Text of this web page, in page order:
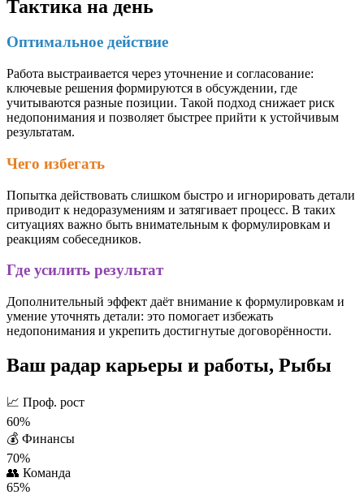
Тактика на день
Оптимальное действие
Работа выстраивается через уточнение и согласование:
ключевые решения формируются в обсуждении, где
учитываются разные позиции. Такой подход снижает риск
недопонимания и позволяет быстрее прийти к устойчивым
результатам.
Чего избегать
Попытка действовать слишком быстро и игнорировать детали
приводит к недоразумениям и затягивает процесс. В таких
ситуациях важно быть внимательным к формулировкам и
реакциям собеседников.
Где усилить результат
Дополнительный эффект даёт внимание к формулировкам и
умение уточнять детали: это помогает избежать
недопонимания и укрепить достигнутые договорённости.
Ваш радар карьеры и работы, Рыбы
📈 Проф. рост
60%
💰 Финансы
70%
👥 Команда
65%